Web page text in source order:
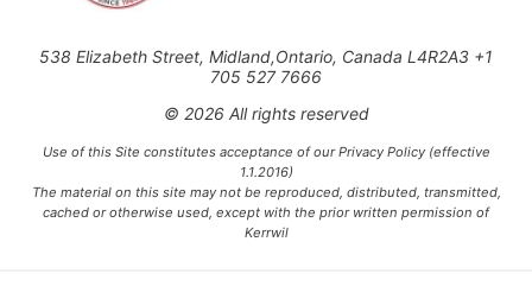
538 Elizabeth Street, Midland,Ontario, Canada L4R2A3 +1
705 527 7666
© 2026 All rights reserved
Use of this Site constitutes acceptance of our Privacy Policy (effective
1.1.2016)
The material on this site may not be reproduced, distributed, transmitted,
cached or otherwise used, except with the prior written permission of
Kerrwil